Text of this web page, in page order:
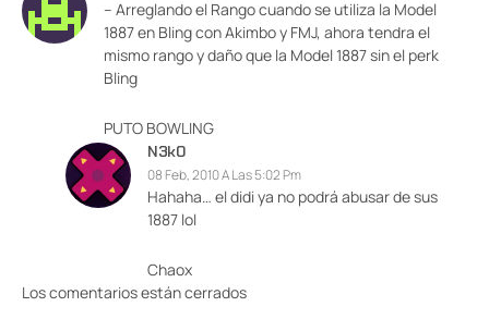
– Arreglando el Rango cuando se utiliza la Model
1887 en Bling con Akimbo y FMJ, ahora tendra el
mismo rango y daño que la Model 1887 sin el perk
Bling
PUTO BOWLING
N3k0
08 Feb, 2010 A Las 5:02 Pm
Hahaha… el didi ya no podrá abusar de sus
1887 lol
Chaox
Los comentarios están cerrados